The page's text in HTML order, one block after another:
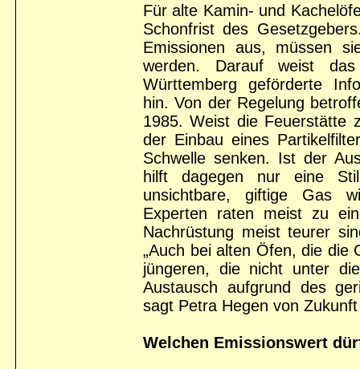
Für alte Kamin- und
Schonfrist des
Emissionen aus, müssen
werden. Darauf weist das
Württemberg geförderte
hin. Von der Regelung
1985. Weist die Feuerstätte
der Einbau eines
Schwelle senken. Ist der
hilft dagegen nur eine
unsichtbare, giftige Gas
Experten raten meist zu
Nachrüstung meist teurer
„Auch bei alten Öfen, die die
jüngeren, die nicht unter
Austausch aufgrund des
sagt Petra Hegen von
Welchen Emissionswert